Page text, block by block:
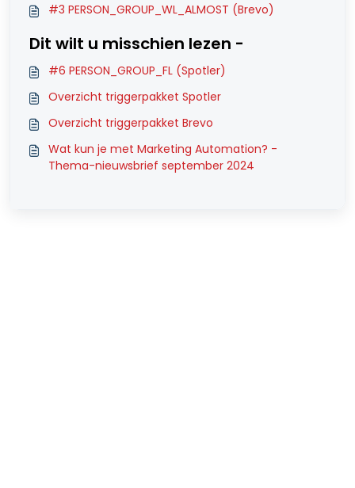
#3 PERSON_GROUP_WL_ALMOST (Brevo)
Dit wilt u misschien lezen -
#6 PERSON_GROUP_FL (Spotler)
Overzicht triggerpakket Spotler
Overzicht triggerpakket Brevo
Wat kun je met Marketing Automation? -
Thema-nieuwsbrief september 2024